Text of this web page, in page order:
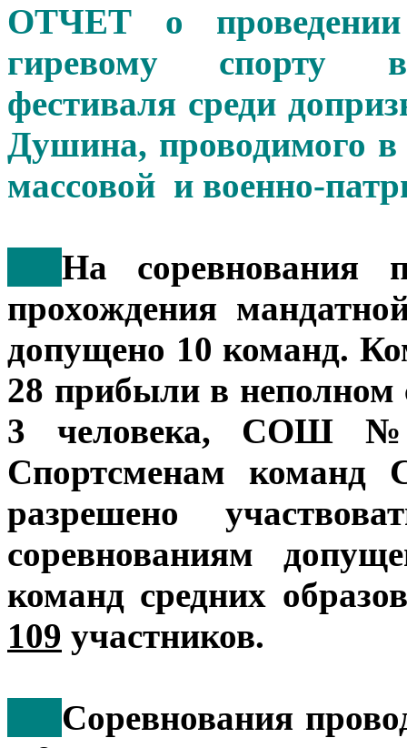
ОТЧЕТ о
гиревому
фестиваля среди
Душина, проводимого
массовой и военно-
На соревнования
прохождения
допущено 10
28 прибыли в
3 человека, СОШ №
Спортсменам
разрешено
соревнованиям
команд средних
109 участников.
Соревнования